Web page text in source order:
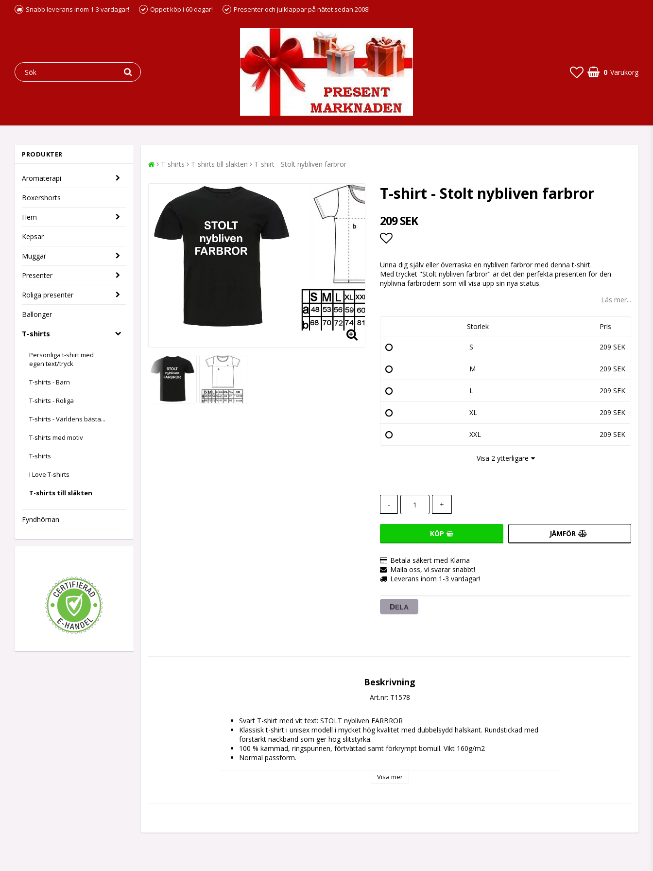
Snabb leverans inom 1-3 vardagar! Öppet köp i 60 dagar! Presenter och julklappar på nätet sedan 2008!
0 Varukorg
PRODUKTER
Aromaterapi
Boxershorts
Hem
Kepsar
Muggar
Presenter
Roliga presenter
Ballonger
T-shirts
Personliga t-shirt med
egen text/tryck
T-shirts - Barn
T-shirts - Roliga
T-shirts - Världens bästa...
T-shirts med motiv
T-shirts
I Love T-shirts
T-shirts till släkten
Fyndhörnan
T-shirts T-shirts till släkten T-shirt - Stolt nybliven farbror
T-shirt - Stolt nybliven farbror
209 SEK
Unna dig själv eller överraska en nybliven farbror med denna t-shirt.
Med trycket "Stolt nybliven farbror" är det den perfekta presenten för den
nyblivna farbrodern som vill visa upp sin nya status.
Läs mer...
Storlek Pris
S 209 SEK
M 209 SEK
L 209 SEK
XL 209 SEK
XXL 209 SEK
Visa 2 ytterligare
- +
KÖP JÄMFÖR
Betala säkert med Klarna
Maila oss, vi svarar snabbt!
Leverans inom 1-3 vardagar!
DELA
Beskrivning
Art.nr: T1578
Svart T-shirt med vit text: STOLT nybliven FARBROR
Klassisk t-shirt i unisex modell i mycket hög kvalitet med dubbelsydd halskant. Rundstickad med
förstärkt nackband som ger hög slitstyrka.
100 % kammad, ringspunnen, förtvättad samt förkrympt bomull. Vikt 160g/m2
Normal passform.
När t-shirten levereras så är den pressad i en varm press för att applicera trycket vilket kan göra att
XXL: Bredd, 60 cm Längd, 81 cm
Visa mer